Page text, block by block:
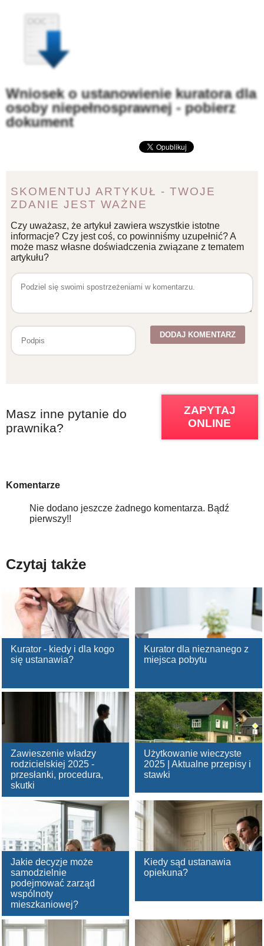
Wniosek o ustanowienie kuratora dla
osoby niepełnosprawnej - pobierz
dokument
SKOMENTUJ ARTYKUŁ - TWOJE
ZDANIE JEST WAŻNE
Czy uważasz, że artykuł zawiera wszystkie istotne
informacje? Czy jest coś, co powinniśmy uzupełnić? A
może masz własne doświadczenia związane z tematem
artykułu?
Masz inne pytanie do
prawnika?
ZAPYTAJ
ONLINE
Komentarze
Nie dodano jeszcze żadnego komentarza. Bądź
pierwszy!!
Czytaj także
Kurator - kiedy i dla kogo
się ustanawia?
Kurator dla nieznanego z
miejsca pobytu
Zawieszenie władzy
rodzicielskiej 2025 -
przesłanki, procedura,
skutki
Użytkowanie wieczyste
2025 | Aktualne przepisy i
stawki
Jakie decyzje może
samodzielnie
podejmować zarząd
wspólnoty
mieszkaniowej?
Kiedy sąd ustanawia
opiekuna?